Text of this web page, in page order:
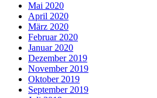
Mai 2020
April 2020
März 2020
Februar 2020
Januar 2020
Dezember 2019
November 2019
Oktober 2019
September 2019